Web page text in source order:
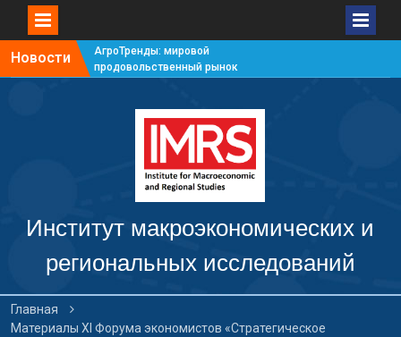
Новости
АгроТренды: мировой
продовольственный рынок
продовольственный рынок
АгроТренды: мировой
продовольственный рынок
АгроТренды: мировой
#4
Институт макроэкономических и
региональных исследований
Главная
Материалы XI Форума экономистов «Стратегическое